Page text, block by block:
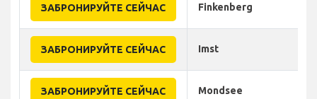
ЗАБРОНИРУЙТЕ СЕЙЧАС Finkenberg
ЗАБРОНИРУЙТЕ СЕЙЧАС Imst
ЗАБРОНИРУЙТЕ СЕЙЧАС Mondsee